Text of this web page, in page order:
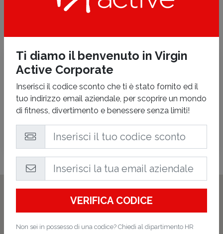
Ti diamo il benvenuto in Virgin
Active Corporate
Inserisci il codice sconto che ti è stato fornito ed il
tuo indirizzo email aziendale, per scoprire un mondo
di fitness, divertimento e benessere senza limiti!
VERIFICA CODICE
Non sei in possesso di una codice? Chiedi al dipartimento HR
Virgin Active
Padova
PIAZZA GARIBALDI ANGOLO VIA CALVI -
Padova (PD)
chiusura indicato.